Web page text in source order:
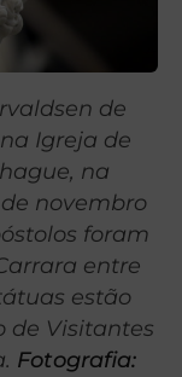
de
Igreja de
na
novembro
foram
entre
estão
de Visitantes
Fotografia: